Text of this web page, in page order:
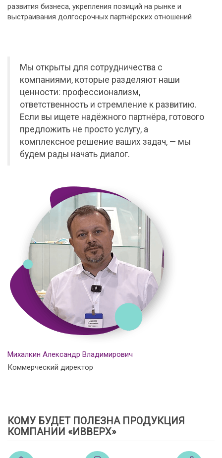
развития бизнеса, укрепления позиций на рынке и
выстраивания долгосрочных партнёрских отношений
Мы открыты для сотрудничества с
компаниями, которые разделяют наши
ценности: профессионализм,
ответственность и стремление к развитию.
Если вы ищете надёжного партнёра, готового
предложить не просто услугу, а
комплексное решение ваших задач, — мы
будем рады начать диалог.
Михалкин Александр Владимирович
Коммерческий директор
КОМУ БУДЕТ ПОЛЕЗНА ПРОДУКЦИЯ
КОМПАНИИ «ИВВЕРХ»